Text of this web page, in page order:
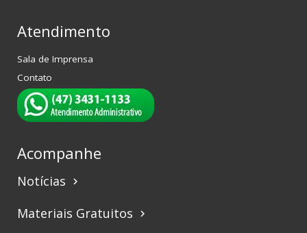
Atendimento
Sala de Imprensa
Contato
Acompanhe
Notícias keyboard_arrow_right
Materiais Gratuitos keyboard_arrow_right